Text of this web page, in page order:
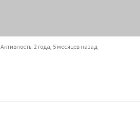
Активность: 2 года, 5 месяцев назад